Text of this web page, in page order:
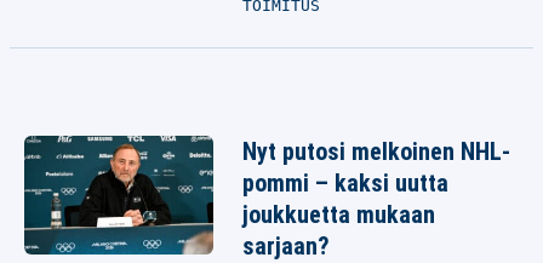
TOIMITUS
Nyt putosi melkoinen NHL-
pommi – kaksi uutta
joukkuetta mukaan
sarjaan?